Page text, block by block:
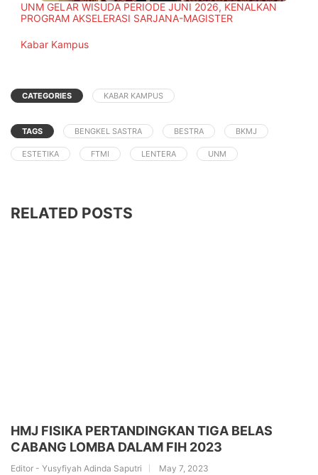
UNM GELAR WISUDA PERIODE JUNI 2026, KENALKAN
PROGRAM AKSELERASI SARJANA-MAGISTER
In relation to
Kabar Kampus
CATEGORIES KABAR KAMPUS
TAGS BENGKEL SASTRA BESTRA BKMJ
ESTETIKA FTMI LENTERA UNM
RELATED POSTS
HMJ FISIKA PERTANDINGKAN TIGA BELAS
CABANG LOMBA DALAM FIH 2023
Editor - Yusyfiyah Adinda Saputri May 7, 2023